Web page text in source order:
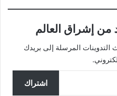
من إشراق العالم
المرسلة إلى بريدك
اشتراك